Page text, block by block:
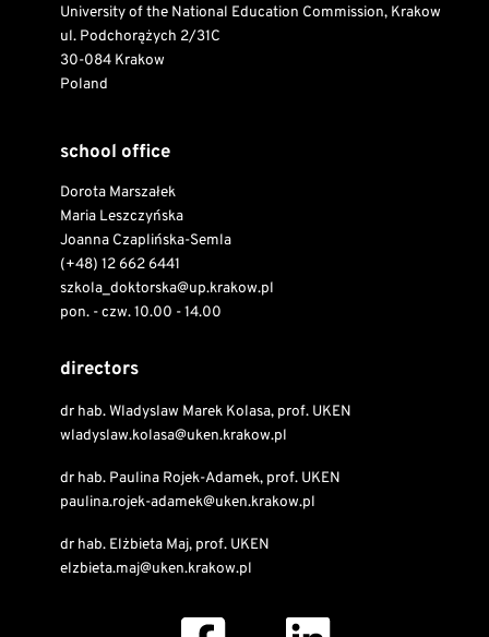
University of the National Education Commission, Krakow
ul. Podchorążych 2/31C
30-084 Krakow
Poland
school office
Dorota Marszałek
Maria Leszczyńska
Joanna Czaplińska-Semla
(+48) 12 662 6441
szkola_doktorska@up.krakow.pl
pon. - czw. 10.00 - 14.00
directors
dr hab. Wladyslaw Marek Kolasa, prof. UKEN
wladyslaw.kolasa@uken.krakow.pl
dr hab. Paulina Rojek-Adamek, prof. UKEN
paulina.rojek-adamek@uken.krakow.pl
dr hab. Elżbieta Maj, prof. UKEN
elzbieta.maj@uken.krakow.pl